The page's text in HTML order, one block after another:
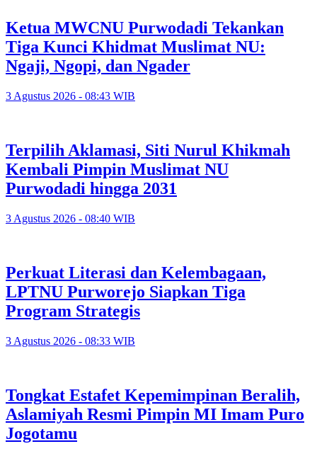
Ketua MWCNU Purwodadi Tekankan
Tiga Kunci Khidmat Muslimat NU:
Ngaji, Ngopi, dan Ngader
3 Agustus 2026 - 08:43 WIB
Terpilih Aklamasi, Siti Nurul Khikmah
Kembali Pimpin Muslimat NU
Purwodadi hingga 2031
3 Agustus 2026 - 08:40 WIB
Perkuat Literasi dan Kelembagaan,
LPTNU Purworejo Siapkan Tiga
Program Strategis
3 Agustus 2026 - 08:33 WIB
Tongkat Estafet Kepemimpinan Beralih,
Aslamiyah Resmi Pimpin MI Imam Puro
Jogotamu